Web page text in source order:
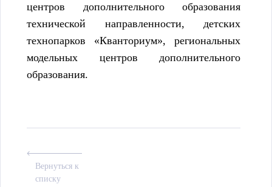
центров дополнительного образования
технической направленности, детских
технопарков «Кванториум», региональных
модельных центров дополнительного
образования.
Вернуться к
списку